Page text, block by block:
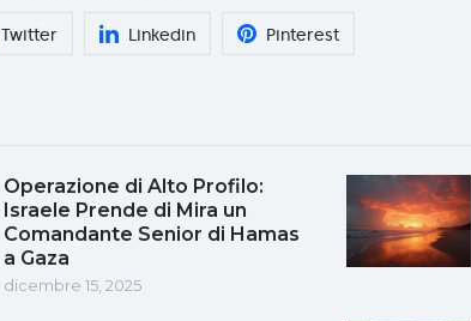
Twitter Linkedin Pinterest
Operazione di Alto Profilo:
Israele Prende di Mira un
Comandante Senior di Hamas
a Gaza
dicembre 15, 2025